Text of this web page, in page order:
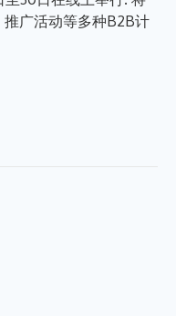
广活动等多种B2B计